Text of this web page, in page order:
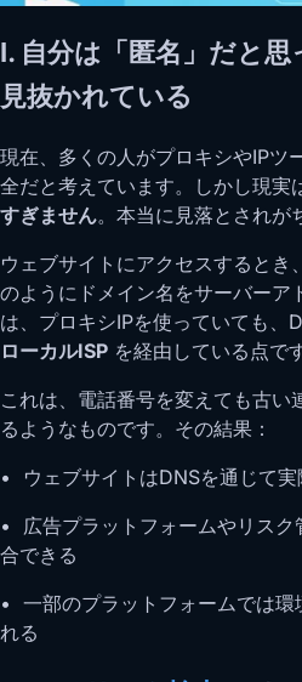
I. 自分は「匿名」だと
見抜かれている
現在、多くの人がプロキシやIPツ
全だと考えています。しかし現実
すぎません。本当に見落とされが
ウェブサイトにアクセスするとき
のようにドメイン名をサーバーア
は、プロキシIPを使っていても、
ローカルISP を経由している点です
これは、電話番号を変えても古い
るようなものです。その結果：
• ウェブサイトはDNSを通じて
• 広告プラットフォームやリスク
合できる
• 一部のプラットフォームでは環
れる